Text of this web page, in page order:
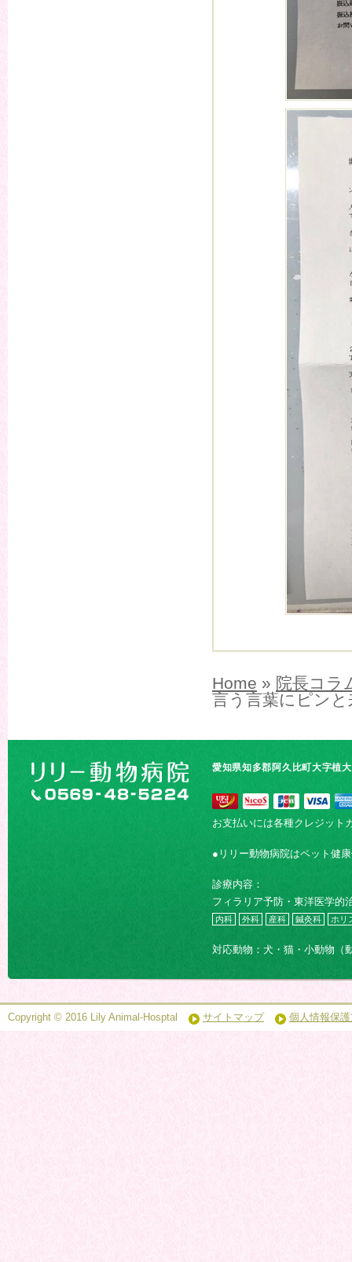
Home » 院長コラ
言う言葉にピン
愛知県知多郡阿久比町大字植
お支払いには各種クレジット
●リリー動物病院はペット健
診療内容：
フィラリア予防・東洋医学的
内科 外科 産科 鍼灸科 ホリ
対応動物：犬・猫・小動物（
Copyright © 2016 Lily Animal-Hosptal サイトマップ 個人情報保